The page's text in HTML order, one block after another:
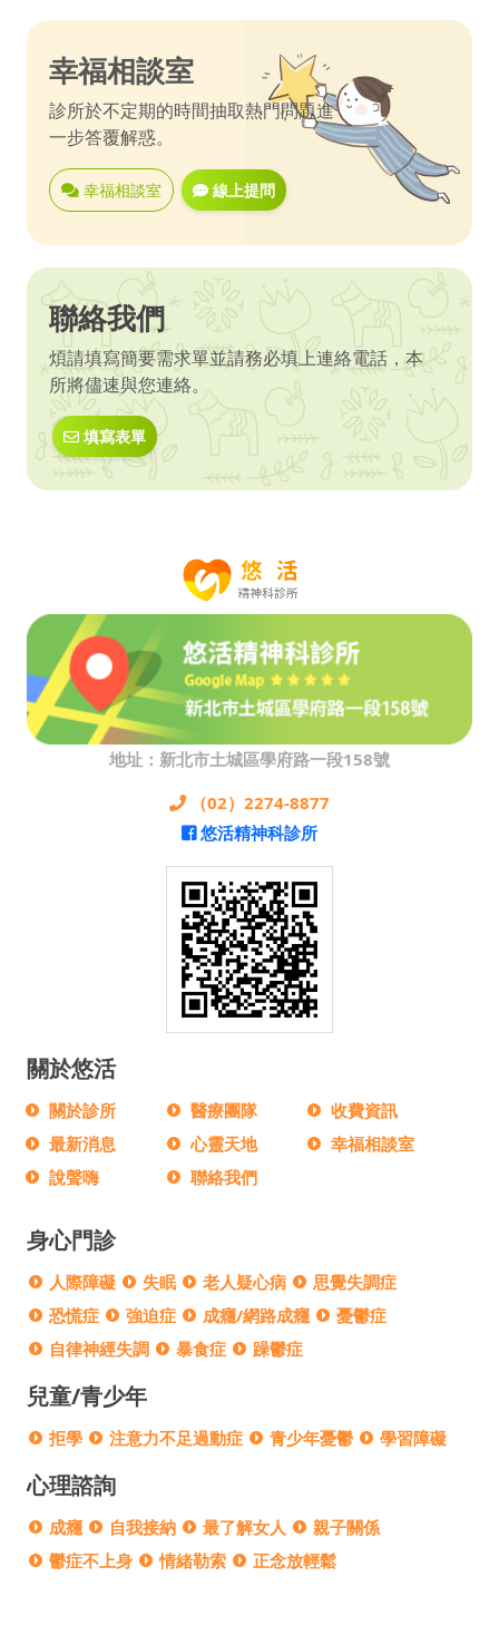
幸福相談室
診所於不定期的時間抽取熱門問題進
一步答覆解惑。
幸福相談室 線上提問
聯絡我們
煩請填寫簡要需求單並請務必填上連絡電話，本
所將儘速與您連絡。
填寫表單
地址：新北市土城區學府路一段158號
（02）2274-8877
悠活精神科診所
關於悠活
關於診所 醫療團隊
收費資訊
最新消息
心靈天地
幸福相談室
說聲嗨
聯絡我們
身心門診
人際障礙 失眠 老人疑心病
思覺失調症
恐慌症
強迫症 成癮/網路成癮
憂鬱症
自律神經失調
暴食症 躁鬱症
兒童/青少年
拒學 注意力不足過動症 青少年憂鬱 學習障礙
心理諮詢
成癮 自我接納 最了解女人
親子關係
鬱症不上身
情緒勒索 正念放輕鬆